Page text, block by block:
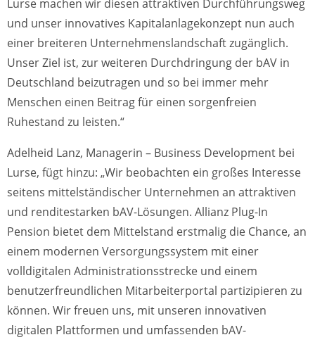
Lurse machen wir diesen attraktiven Durchführungsweg
und unser innovatives Kapitalanlagekonzept nun auch
einer breiteren Unternehmenslandschaft zugänglich.
Unser Ziel ist, zur weiteren Durchdringung der bAV in
Deutschland beizutragen und so bei immer mehr
Menschen einen Beitrag für einen sorgenfreien
Ruhestand zu leisten.“
Adelheid Lanz, Managerin – Business Development bei
Lurse, fügt hinzu: „Wir beobachten ein großes Interesse
seitens mittelständischer Unternehmen an attraktiven
und renditestarken bAV-Lösungen. Allianz Plug-In
Pension bietet dem Mittelstand erstmalig die Chance, an
einem modernen Versorgungssystem mit einer
volldigitalen Administrationsstrecke und einem
benutzerfreundlichen Mitarbeiterportal partizipieren zu
können. Wir freuen uns, mit unseren innovativen
digitalen Plattformen und umfassenden bAV-